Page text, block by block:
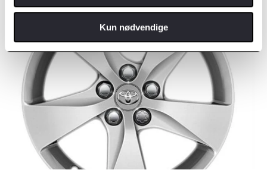
Kun nødvendige
18" Aluminiumsfelg til Corolla Hybrid